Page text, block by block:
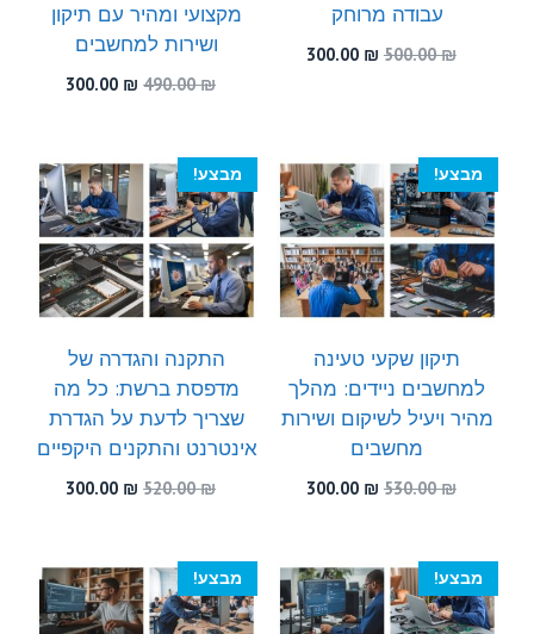
עבודה מרוחק
500.00₪
המחיר
300.00 ₪
מקצועי ומהיר עם תיקון
ושירות למחשבים
490.00₪
המחיר
490.00 ₪.
300.00 ₪
המחיר
300.00 ₪.
מבצע!
תיקון שקעי טעינה
למחשבים ניידים: מהלך
מהיר ויעיל לשיקום ושירות
מחשבים
530.00₪
המחיר
300.00 ₪
300.00 ₪.
מבצע!
התקנה והגדרה של
מדפסת ברשת: כל מה
שצריך לדעת על הגדרת
אינטרנט והתקנים היקפיים
520.00₪
המחיר
300.00 ₪
המחיר
מבצע! מבצע!